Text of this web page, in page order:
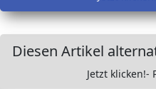
Diesen Artikel
Jetzt klicken!-